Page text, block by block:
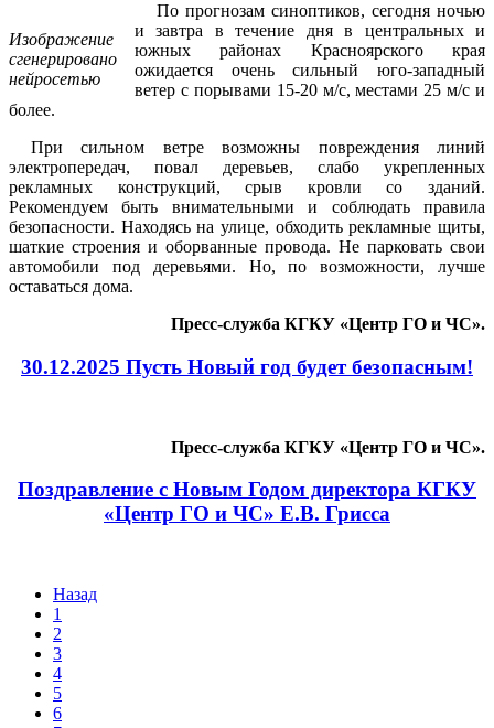
Изображение
сгенерировано
нейросетью
По прогнозам синоптиков, сегодня ночью
и завтра в течение дня в центральных и
южных районах Красноярского края
ожидается очень сильный юго-западный
ветер с порывами 15-20 м/с, местами 25 м/с и
более.
⁣При сильном ветре возможны повреждения линий
электропередач, повал деревьев, слабо укрепленных
рекламных конструкций, срыв кровли со зданий.
Рекомендуем быть внимательными и соблюдать правила
безопасности. Находясь на улице, обходить рекламные щиты,
шаткие строения и оборванные провода. Не парковать свои
автомобили под деревьями. Но, по возможности, лучше
оставаться дома.
Пресс-служба КГКУ «Центр ГО и ЧС».
30.12.2025 Пусть Новый год будет безопасным!
Пресс-служба КГКУ «Центр ГО и ЧС».
Поздравление с Новым Годом директора КГКУ
«Центр ГО и ЧС» Е.В. Грисса
Назад
1
2
3
4
5
6